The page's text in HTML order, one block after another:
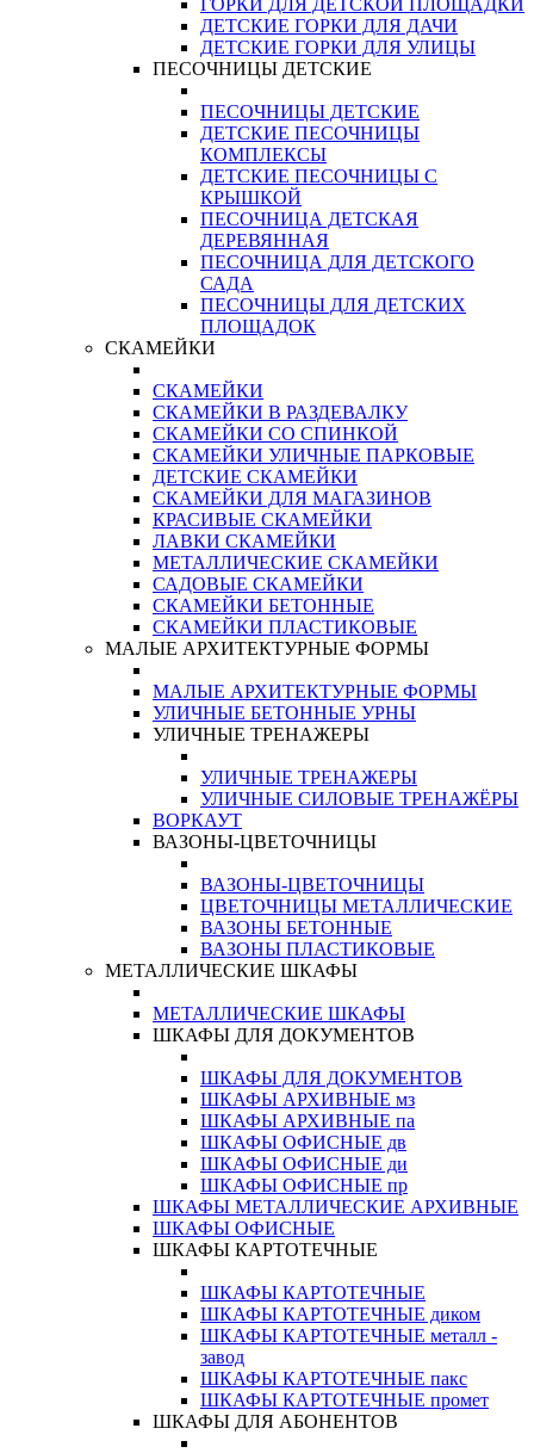
ГОРКИ ДЛЯ ДЕТСКОЙ ПЛОЩАДКИ
ДЕТСКИЕ ГОРКИ ДЛЯ ДАЧИ
ДЕТСКИЕ ГОРКИ ДЛЯ УЛИЦЫ
ПЕСОЧНИЦЫ ДЕТСКИЕ
ПЕСОЧНИЦЫ ДЕТСКИЕ
ДЕТСКИЕ ПЕСОЧНИЦЫ
КОМПЛЕКСЫ
ДЕТСКИЕ ПЕСОЧНИЦЫ С
КРЫШКОЙ
ПЕСОЧНИЦА ДЕТСКАЯ
ДЕРЕВЯННАЯ
ПЕСОЧНИЦА ДЛЯ ДЕТСКОГО
САДА
ПЕСОЧНИЦЫ ДЛЯ ДЕТСКИХ
ПЛОЩАДОК
СКАМЕЙКИ
СКАМЕЙКИ
СКАМЕЙКИ В РАЗДЕВАЛКУ
СКАМЕЙКИ СО СПИНКОЙ
СКАМЕЙКИ УЛИЧНЫЕ ПАРКОВЫЕ
ДЕТСКИЕ СКАМЕЙКИ
СКАМЕЙКИ ДЛЯ МАГАЗИНОВ
КРАСИВЫЕ СКАМЕЙКИ
ЛАВКИ СКАМЕЙКИ
МЕТАЛЛИЧЕСКИЕ СКАМЕЙКИ
САДОВЫЕ СКАМЕЙКИ
СКАМЕЙКИ БЕТОННЫЕ
СКАМЕЙКИ ПЛАСТИКОВЫЕ
МАЛЫЕ АРХИТЕКТУРНЫЕ ФОРМЫ
МАЛЫЕ АРХИТЕКТУРНЫЕ ФОРМЫ
УЛИЧНЫЕ БЕТОННЫЕ УРНЫ
УЛИЧНЫЕ ТРЕНАЖЕРЫ
УЛИЧНЫЕ ТРЕНАЖЕРЫ
УЛИЧНЫЕ СИЛОВЫЕ ТРЕНАЖЁРЫ
ВОРКАУТ
ВАЗОНЫ-ЦВЕТОЧНИЦЫ
ВАЗОНЫ-ЦВЕТОЧНИЦЫ
ЦВЕТОЧНИЦЫ МЕТАЛЛИЧЕСКИЕ
ВАЗОНЫ БЕТОННЫЕ
ВАЗОНЫ ПЛАСТИКОВЫЕ
МЕТАЛЛИЧЕСКИЕ ШКАФЫ
МЕТАЛЛИЧЕСКИЕ ШКАФЫ
ШКАФЫ ДЛЯ ДОКУМЕНТОВ
ШКАФЫ ДЛЯ ДОКУМЕНТОВ
ШКАФЫ АРХИВНЫЕ мз
ШКАФЫ АРХИВНЫЕ па
ШКАФЫ ОФИСНЫЕ дв
ШКАФЫ ОФИСНЫЕ ди
ШКАФЫ ОФИСНЫЕ пр
ШКАФЫ МЕТАЛЛИЧЕСКИЕ АРХИВНЫЕ
ШКАФЫ ОФИСНЫЕ
ШКАФЫ КАРТОТЕЧНЫЕ
ШКАФЫ КАРТОТЕЧНЫЕ
ШКАФЫ КАРТОТЕЧНЫЕ диком
ШКАФЫ КАРТОТЕЧНЫЕ металл -
завод
ШКАФЫ КАРТОТЕЧНЫЕ пакс
ШКАФЫ КАРТОТЕЧНЫЕ промет
ШКАФЫ ДЛЯ АБОНЕНТОВ